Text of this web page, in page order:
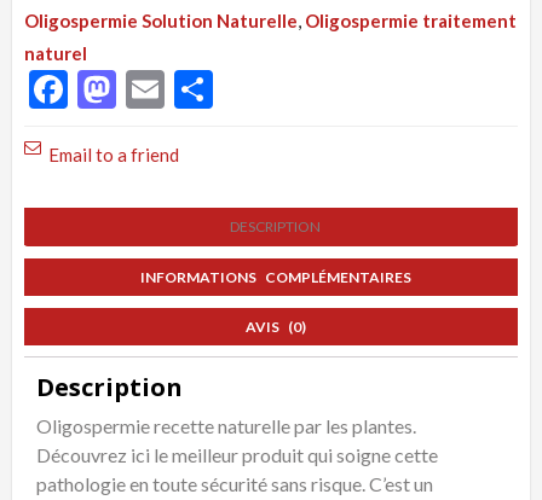
Oligospermie Solution Naturelle, Oligospermie traitement
naturel
Facebook
Mastodon
Email
Email to a friend
DESCRIPTION
INFORMATIONS COMPLÉMENTAIRES
AVIS (0)
Description
Oligospermie recette naturelle par les plantes.
Découvrez ici le meilleur produit qui soigne cette
pathologie en toute sécurité sans risque. C’est un